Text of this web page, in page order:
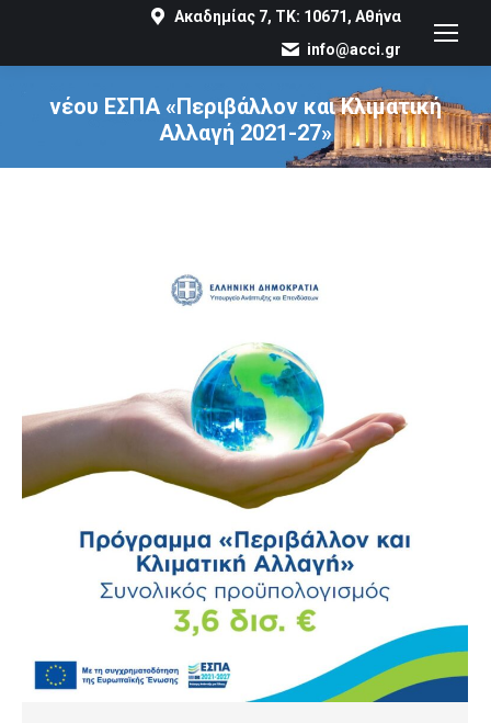
Ακαδημίας 7, ΤΚ: 10671, Αθήνα
info@acci.gr
νέου ΕΣΠΑ «Περιβάλλον και Κλιματική
Αλλαγή 2021-27»
You are here: